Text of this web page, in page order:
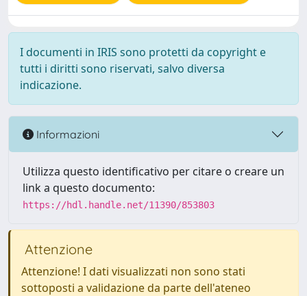
I documenti in IRIS sono protetti da copyright e
tutti i diritti sono riservati, salvo diversa
indicazione.
Informazioni
Utilizza questo identificativo per citare o creare un
link a questo documento:
https://hdl.handle.net/11390/853803
Attenzione
Attenzione! I dati visualizzati non sono stati
sottoposti a validazione da parte dell'ateneo